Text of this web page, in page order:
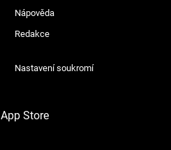
Nápověda
Redakce
Nastavení soukromí
App Store